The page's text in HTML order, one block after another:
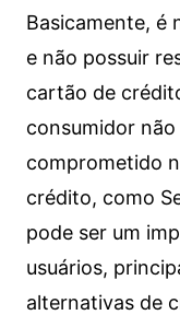
Basicamente, é
e não possuir
cartão de
consumidor
comprometido
crédito, como
pode ser um
usuários,
alternativas de